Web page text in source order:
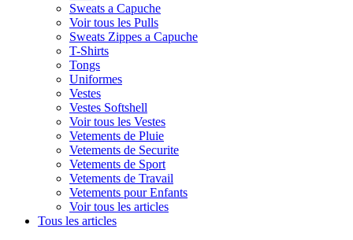
Sweats a Capuche
Voir tous les Pulls
Sweats Zippes a Capuche
T-Shirts
Tongs
Uniformes
Vestes
Vestes Softshell
Voir tous les Vestes
Vetements de Pluie
Vetements de Securite
Vetements de Sport
Vetements de Travail
Vetements pour Enfants
Voir tous les articles
Tous les articles